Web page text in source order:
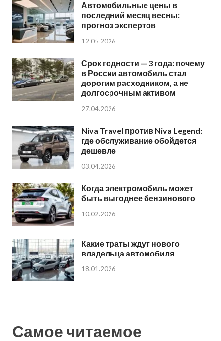
Автомобильные цены в
последний месяц весны:
прогноз экспертов
12.05.2026
Срок годности — 3 года: почему
в России автомобиль стал
дорогим расходником, а не
долгосрочным активом
27.04.2026
Niva Travel против Niva Legend:
где обслуживание обойдется
дешевле
03.04.2026
Когда электромобиль может
быть выгоднее бензинового
10.02.2026
Какие траты ждут нового
владельца автомобиля
18.01.2026
Самое читаемое